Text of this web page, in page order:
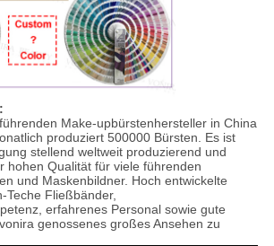
Make-upbürstenhersteller in China
produziert 500000 Bürsten. Es ist
stellend weltweit produzierend und
hohen Qualität für viele führenden
und Maskenbildner. Hoch entwickelte
Teche Fließbänder,
erfahrenes Personal sowie gute
genossenes großes Ansehen zu